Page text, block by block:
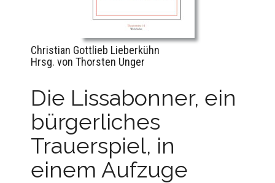
Christian Gottlieb Lieberkühn
Hrsg. von Thorsten Unger
Die Lissabonner, ein
bürgerliches
Trauerspiel, in
einem Aufzuge